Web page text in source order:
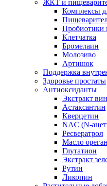
ЖКТ и
Комплексы
Пробиотики
Клетчатка
Бромелаин
Молозиво
Артишок
Поддержка
Здоровье простаты
Антиоксиданты
Экстракт
Астаксантин
Кверцетин
NAC (N-
Ресвератрол
Масло
Глутатион
Экстракт
Рутин
Ликопин